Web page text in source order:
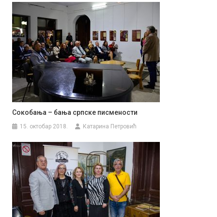
Сокобања – бања српске писмености
15. октобар 2018. Катарина Петровић